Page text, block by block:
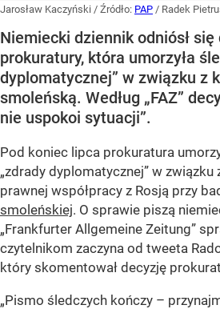
Jarosław Kaczyński / Źródło: PAP / Radek
Niemiecki dziennik odniósł
prokuratury, która umorzyła
dyplomatycznej” w związku z
smoleńską. Według „FAZ”
nie uspokoi sytuacji”.
Pod koniec lipca prokuratura
„zdrady dyplomatycznej” w
prawnej współpracy z Rosją przy
smoleńskiej. O sprawie piszą
„Frankfurter Allgemeine Zeitung”
czytelnikom zaczyna od tweeta
który skomentował decyzję
„Pismo śledczych kończy –